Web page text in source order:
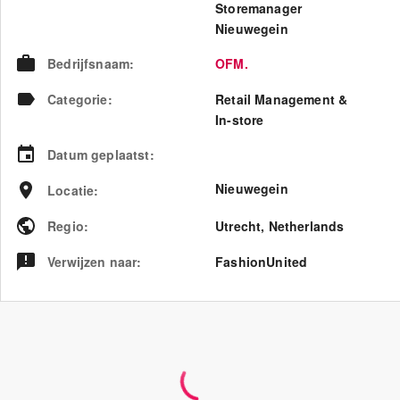
Storemanager
Nieuwegein
Bedrijfsnaam:
OFM.
Categorie:
Retail Management &
In-store
Datum geplaatst:
Locatie: Nieuwegein
Regio: Utrecht, Netherlands
Verwijzen naar: FashionUnited